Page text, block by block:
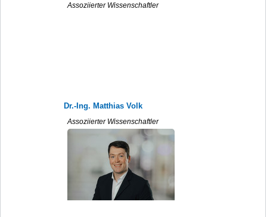
Assoziierter Wissenschaftler
Dr.-Ing. Matthias Volk
Assoziierter Wissenschaftler